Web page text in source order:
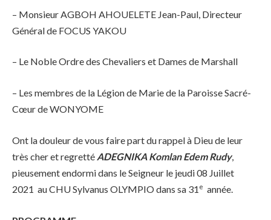
– Monsieur AGBOH AHOUELETE Jean-Paul, Directeur
Général de FOCUS YAKOU
– Le Noble Ordre des Chevaliers et Dames de Marshall
– Les membres de la Légion de Marie de la Paroisse Sacré-
Cœur de WONYOME
Ont la douleur de vous faire part du rappel à Dieu de leur
très cher et regretté ADEGNIKA Komlan Edem Rudy,
pieusement endormi dans le Seigneur le jeudi 08 Juillet
2021 au CHU Sylvanus OLYMPIO dans sa 31 e année.